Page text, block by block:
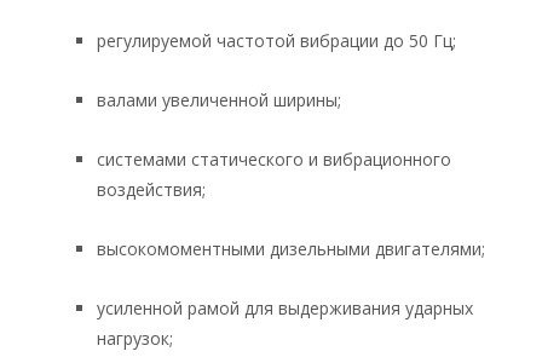
регулируемой частотой вибрации до 50 Гц;
валами увеличенной ширины;
системами статического и вибрационного
воздействия;
высокомоментными дизельными двигателями;
усиленной рамой для выдерживания ударных
нагрузок;